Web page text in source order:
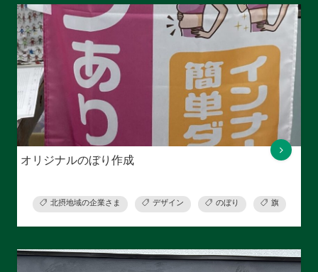
オリジナルのぼり作成
北摂地域の企業さま デザイン のぼり 旗